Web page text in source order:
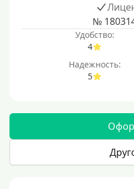
№
Удобство:
4
Надежность:
5